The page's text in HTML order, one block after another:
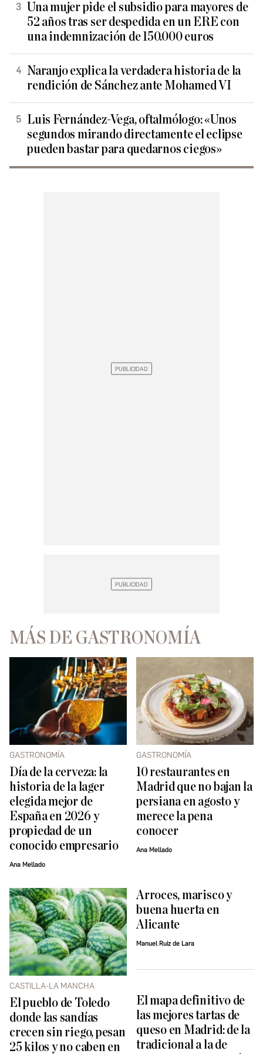
Una mujer pide el subsidio para mayores de
52 años tras ser despedida en un ERE con
una indemnización de 150.000 euros
Naranjo explica la verdadera historia de la
rendición de Sánchez ante Mohamed VI
Luis Fernández-Vega, oftalmólogo: «Unos
segundos mirando directamente el eclipse
pueden bastar para quedarnos ciegos»
MÁS DE GASTRONOMÍA
GASTRONOMÍA
Día de la cerveza: la
historia de la lager
elegida mejor de
España en 2026 y
propiedad de un
conocido empresario
Ana Mellado
GASTRONOMÍA
10 restaurantes en
Madrid que no bajan la
persiana en agosto y
merece la pena
conocer
Ana Mellado
CASTILLA-LA MANCHA
El pueblo de Toledo
donde las sandías
crecen sin riego, pesan
25 kilos y no caben en
Arroces, marisco y
buena huerta en
Alicante
Manuel Ruiz de Lara
El mapa definitivo de
las mejores tartas de
queso en Madrid: de la
tradicional a la de